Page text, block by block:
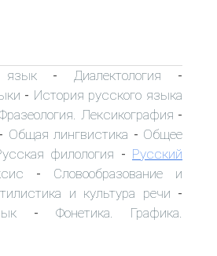
язык- Диалектология -
- История русского языка
Лексикография -
- Общая лингвистика - Общее
филология - Русский
- Словообразование и
и культура речи -
- Фонетика. Графика.